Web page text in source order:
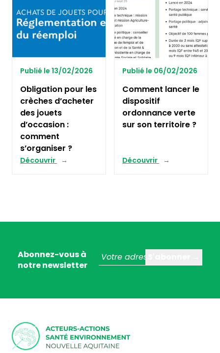
Publié le 13/02/2026
Obligation pour les
crèches d’acheter
des jouets
d’occasion :
comment
s’organiser ?
Découvrir
Publié le 06/02/2026
Comment lancer le
dispositif
ordonnance verte
sur son territoire ?
Découvrir
Abonnez-vous à
notre newsletter